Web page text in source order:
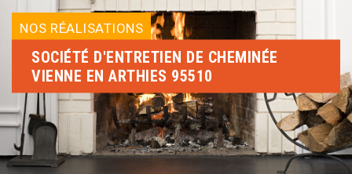
NOS RÉALISATIONS
SOCIÉTÉ D'ENTRETIEN DE CHEMINÉE
VIENNE EN ARTHIES 95510